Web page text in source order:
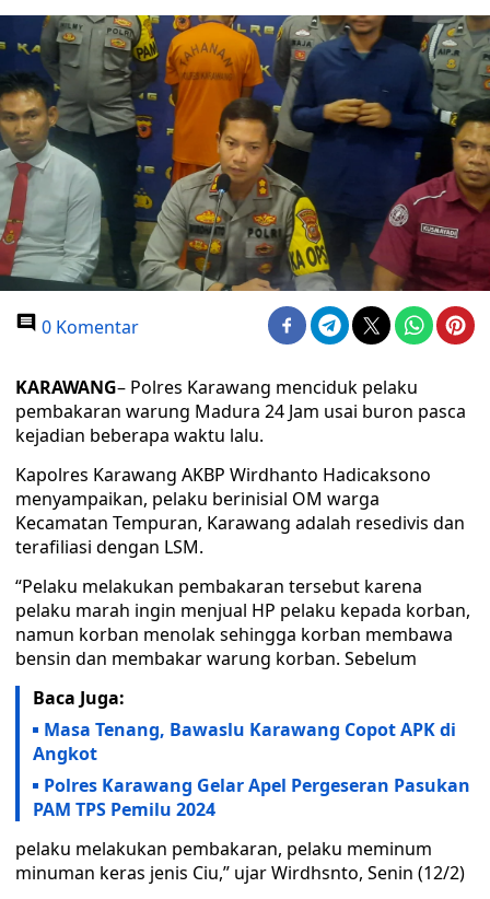
0 Komentar
KARAWANG– Polres Karawang menciduk pelaku
pembakaran warung Madura 24 Jam usai buron pasca
kejadian beberapa waktu lalu.
Kapolres Karawang AKBP Wirdhanto Hadicaksono
menyampaikan, pelaku berinisial OM warga
Kecamatan Tempuran, Karawang adalah resedivis dan
terafiliasi dengan LSM.
“Pelaku melakukan pembakaran tersebut karena
pelaku marah ingin menjual HP pelaku kepada korban,
namun korban menolak sehingga korban membawa
bensin dan membakar warung korban. Sebelum
Baca Juga:
Masa Tenang, Bawaslu Karawang Copot APK di
Angkot
Polres Karawang Gelar Apel Pergeseran Pasukan
PAM TPS Pemilu 2024
pelaku melakukan pembakaran, pelaku meminum
minuman keras jenis Ciu,” ujar Wirdhsnto, Senin (12/2)